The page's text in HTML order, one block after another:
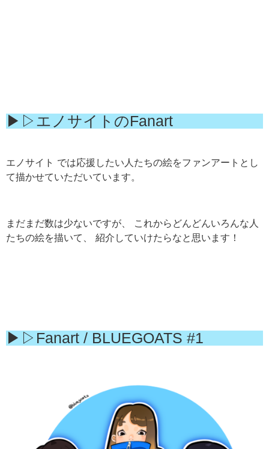
▶︎▷エノサイトのFanart
エノサイト では応援したい人たちの絵をファンアートとし
て描かせていただいています。
まだまだ数は少ないですが、 これからどんどんいろんな人
たちの絵を描いて、 紹介していけたらなと思います！
▶︎▷Fanart / BLUEGOATS #1